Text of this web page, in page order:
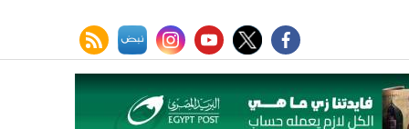
facebook
twitter
youtube
instagram
نبض rss feed